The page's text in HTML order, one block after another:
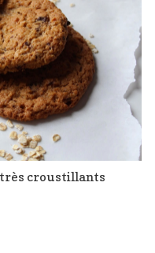
très croustillants